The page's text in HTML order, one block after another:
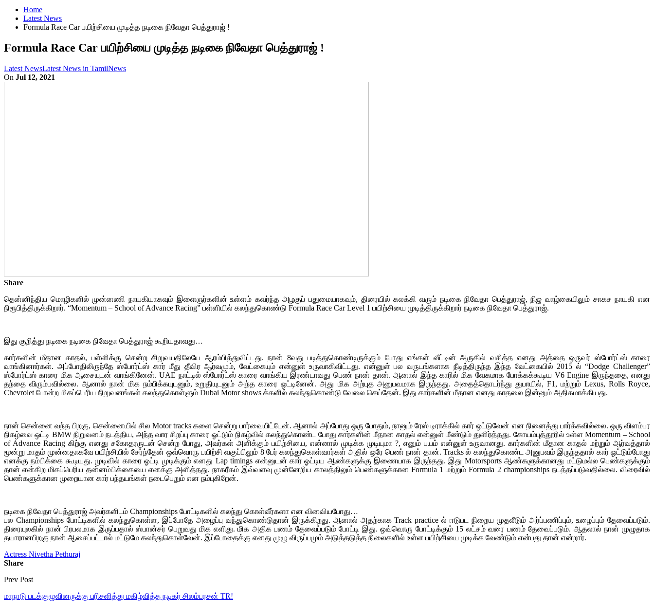
Home
Latest News
Formula Race Car பயிற்சியை முடித்த நடிகை நிவேதா பெத்துராஜ் !
Formula Race Car பயிற்சியை முடித்த நடிகை நிவேதா பெத்துராஜ் !
Latest NewsLatest News in TamilNews
On Jul 12, 2021
Share
தென்னிந்திய மொழிகளில் முன்னணி நாயகியாகவும் இளைஞர்களின் உள்ளம் கவர்ந்த அழகுப் பதுமையாகவும், திரையில் கலக்கி வரும் நடிகை நிவேதா பெத்துராஜ், நிஜ வாழ்கையிலும் சாகச நாயகி என
நிரூபித்திருக்கிறார். “Momentum – School of Advance Racing” பள்ளியில் கலந்துகொண்டு Formula Race Car Level 1 பயிற்சியை முடித்திருக்கிறார் நடிகை நிவேதா பெத்துராஜ்.
இது குறித்து நடிகை நடிகை நிவேதா பெத்துராஜ் கூறியதாவது…
கார்களின் மீதான காதல், பள்ளிக்கு சென்ற சிறுவயதிலேயே ஆரம்பித்துவிட்டது. நான் 8வது படித்துகொண்டிருக்கும் போது எங்கள் வீட்டின் அருகில் வசித்த எனது அத்தை ஒருவர் ஸ்போர்ட்ஸ் காரை
வாங்கினார்கள். அப்போதிலிருந்தே ஸ்போர்ட்ஸ் கார் மீது தீவிர ஆர்வமும், வேட்கையும் என்னுள் உருவாகிவிட்டது. என்னுள் பல வருடங்களாக நீடித்திருந்த இந்த வேட்கையில் 2015 ல் “Dodge Challenger”
ஸ்போர்ட்ஸ் காரை மிக ஆசையுடன் வாங்கினேன். UAE நாட்டில் ஸ்போர்ட்ஸ் காரை வாங்கிய இரண்டாவது பெண் நான் தான். ஆனால் இந்த காரில் மிக வேகமாக போக்கக்கூடிய V6 Engine இருந்ததை, எனது
தந்தை விரும்பவில்லை. ஆனால் நான் மிக நம்பிக்கயுடனும், உறுதியுடனும் அந்த காரை ஓட்டினேன். அது மிக அற்புத அனுபவமாக இருந்தது. அதைத்தொடர்ந்து துபாயில், F1, மற்றும் Lexus, Rolls Royce,
Chevrolet போன்ற மிகப்பெரிய நிறுவனங்கள் கலந்துகொள்ளும் Dubai Motor shows க்களில் கலந்துகொண்டு வேலை செய்தேன். இது கார்களின் மீதான எனது காதலை இன்னும் அதிகமாக்கியது.
நான் சென்னை வந்த பிறகு, சென்னையில் சில Motor tracks களை சென்று பார்வையிட்டேன். ஆனால் அப்போது ஒரு போதும், நானும் ரேஸ் டிராக்கில் கார் ஒட்டுவேன் என நினைத்து பார்க்கவில்லை. ஒரு விளம்பர
நிகழ்வை ஒட்டி BMW நிறுவனம் நடத்திய, அந்த வார சிறப்பு காரை ஓட்டும் நிகழ்வில் கலந்துகொண்ட போது கார்களின் மீதான காதல் என்னுள் மீண்டும் துளிர்த்தது. கோயம்புத்தூரில் உள்ள Momentum – School
of Advance Racing கிற்கு எனது சகோதரருடன் சென்ற போது, அவர்கள் அளிக்கும் பயிற்சியை, என்னால் முடிக்க முடியுமா ?, எனும் பயம் என்னுள் உருவானது. கார்களின் மீதான காதல் மற்றும் ஆர்வத்தால்
மூன்று மாதம் முன்னதாகவே பயிற்சியில் சேர்ந்தேன் ஒவ்வொரு பயிற்சி வகுப்பிலும் 8 பேர் கலந்துகொள்வார்கள் அதில் ஒரே பெண் நான் தான். Tracks ல் கலந்துகொண்ட அனுபவம் இருந்ததால் கார் ஓட்டும்போது
எனக்கு நம்பிக்கை கூடியது. முடிவில் காரை ஓட்டி முடிக்கும் எனது Lap timings என்னுடன் கார் ஓட்டிய ஆண்களுக்கு இணையாக இருந்தது. இது Motorsports ஆண்களுக்கானது மட்டுமல்ல பெண்களுக்கும்
தான் என்கிற மிகப்பெரிய தன்னம்பிக்கையை எனக்கு அளித்தது. நாகரீகம் இவ்வளவு முன்னேறிய காலத்திலும் பெண்களுக்கான Formula 1 மற்றும் Formula 2 championships நடத்தப்படுவதில்லை. விரைவில்
பெண்களுக்கான முறையான கார் பந்தயங்கள் நடைபெறும் என நம்புகிறேன்.
நடிகை நிவேதா பெத்துராஜ் அவர்களிடம் Championships போட்டிகளில் கலந்து கொள்வீர்களா என வினவியபோது…
பல Championships போட்டிகளில் கலந்துகொள்ள, இப்போதே அழைப்பு வந்துகொண்டுதான் இருக்கிறது. ஆனால் அதற்காக Track practice ல் ஈடுபட நிறைய முதலீடும் அர்ப்பணிப்பும், உழைப்பும் தேவைப்படும்.
திரையுலகில் நான் பிரபலமாக இருப்பதால் ஸ்பான்சர் பெறுவது மிக எளிது. மிக அதிக பணம் தேவைப்படும் போட்டி இது. ஒவ்வொரு போட்டிக்கும் 15 லட்சம் வரை பணம் தேவைப்படும். ஆதலால் நான் முழுதாக
தயாரானபிறகு நான் ஆசைப்பட்டால் மட்டுமே கலந்துகொள்வேன். இப்போதைக்கு எனது முழு விருப்பமும் அடுத்தடுத்த நிலைகளில் உள்ள பயிற்சியை முடிக்க வேண்டும் என்பது தான் என்றார்.
Actress Nivetha Pethuraj
Share
Prev Post
மாநாடு படக்குழுவினருக்கு பரிசளித்து மகிழ்வித்த நடிகர் சிலம்பரசன் TR!